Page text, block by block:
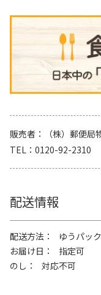
販売者
（株）郵便
TEL
0120-92-2310
配送情報
配送方法
ゆうパック
お届け日
指定可
のし
対応不可